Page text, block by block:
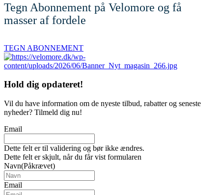
Tegn Abonnement på Velomore og få
masser af fordele
TEGN ABONNEMENT
Hold dig opdateret!
Vil du have information om de nyeste tilbud, rabatter og seneste
nyheder? Tilmeld dig nu!
Email
Dette felt er til validering og bør ikke ændres.
Dette felt er skjult, når du får vist formularen
Navn(Påkrævet)
Email